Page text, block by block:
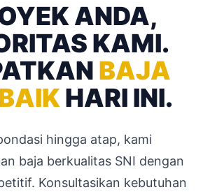
ANDA,
KAMI.
BAJA
HARI INI.
hingga atap, kami
baja berkualitas SNI dengan
Konsultasikan kebutuhan